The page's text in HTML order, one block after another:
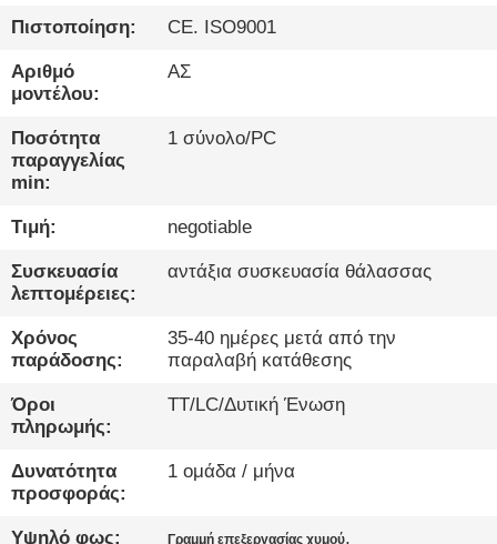
ΠΟΙΟΤΙΚΌΣ
ΈΛΕΓΧΟΣ
ΜΑΣ
ΕΛΆΤΕ
ΣΕ
ΕΠΑΦΉ
ΜΕ
ΝΈΑ
ΜΙΛΉΣΤΕ
ΤΏΡΑ.
Πιστοποίηση: CE. ISO9001
Αριθμό
μοντέλου:
ΑΣ
Ποσότητα
παραγγελίας
min:
1 σύνολο/PC
Τιμή: negotiable
Συσκευασία
λεπτομέρειες:
αντάξια συσκευασία θάλασσας
Χρόνος
παράδοσης:
35-40 ημέρες μετά από την
παραλαβή κατάθεσης
Όροι
πληρωμής:
TT/LC/Δυτική Ένωση
Δυνατότητα
προσφοράς:
1 ομάδα / μήνα
Υψηλό φως: Γραμμή επεξεργασίας χυμού,